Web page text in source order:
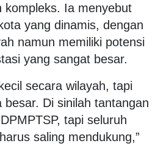
kompleks. Ia menyebut
yang dinamis, dengan
namun memiliki potensi
yang sangat besar.
secara wilayah, tapi
Di sinilah tantangan
tapi seluruh
saling mendukung,”